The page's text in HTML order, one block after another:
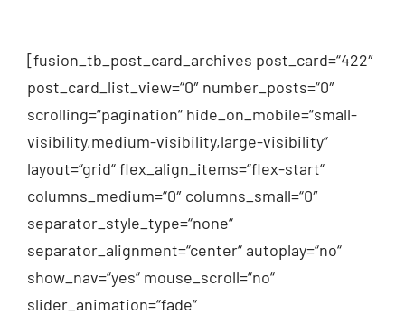
[fusion_tb_post_card_archives post_card=“422″
post_card_list_view=“0″ number_posts=“0″
scrolling=“pagination“ hide_on_mobile=“small-
visibility,medium-visibility,large-visibility“
layout=“grid“ flex_align_items=“flex-start“
columns_medium=“0″ columns_small=“0″
separator_style_type=“none“
separator_alignment=“center“ autoplay=“no“
show_nav=“yes“ mouse_scroll=“no“
slider_animation=“fade“